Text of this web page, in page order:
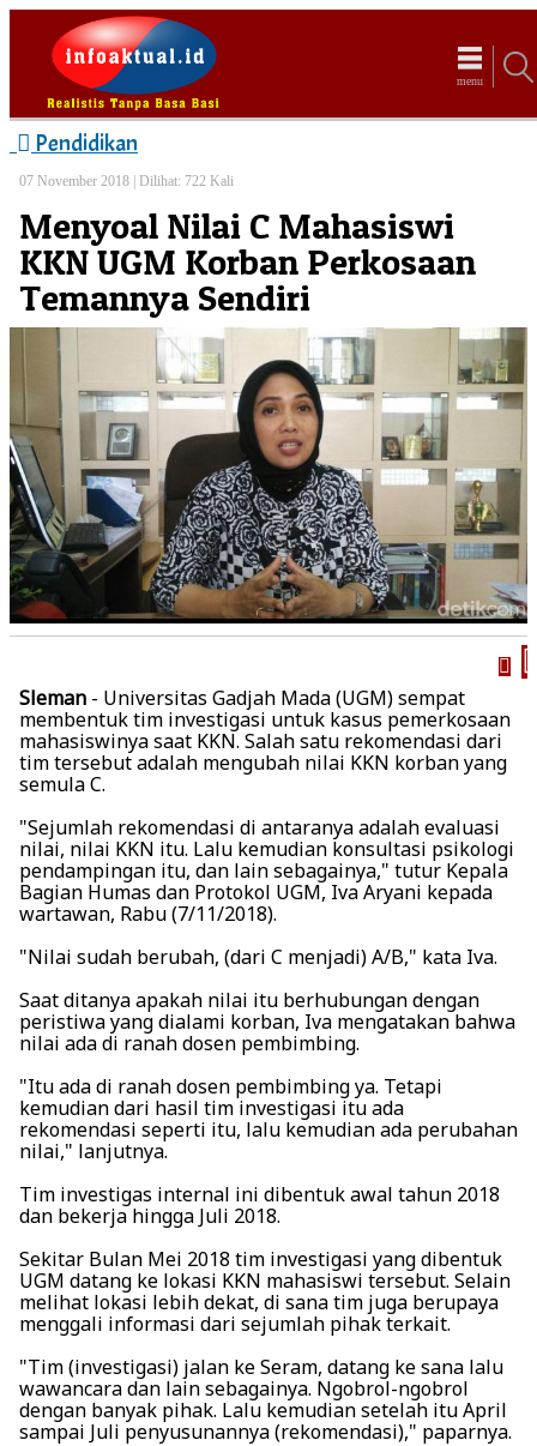
menu
Pendidikan
07 November 2018 | Dilihat: 722 Kali
Menyoal Nilai C Mahasiswi
KKN UGM Korban Perkosaan
Temannya Sendiri
Sleman - Universitas Gadjah Mada (UGM) sempat
membentuk tim investigasi untuk kasus pemerkosaan
mahasiswinya saat KKN. Salah satu rekomendasi dari
tim tersebut adalah mengubah nilai KKN korban yang
semula C.
"Sejumlah rekomendasi di antaranya adalah evaluasi
nilai, nilai KKN itu. Lalu kemudian konsultasi psikologi
pendampingan itu, dan lain sebagainya," tutur Kepala
Bagian Humas dan Protokol UGM, Iva Aryani kepada
wartawan, Rabu (7/11/2018).
"Nilai sudah berubah, (dari C menjadi) A/B," kata Iva.
Saat ditanya apakah nilai itu berhubungan dengan
peristiwa yang dialami korban, Iva mengatakan bahwa
nilai ada di ranah dosen pembimbing.
"Itu ada di ranah dosen pembimbing ya. Tetapi
kemudian dari hasil tim investigasi itu ada
rekomendasi seperti itu, lalu kemudian ada perubahan
nilai," lanjutnya.
Tim investigas internal ini dibentuk awal tahun 2018
dan bekerja hingga Juli 2018.
Sekitar Bulan Mei 2018 tim investigasi yang dibentuk
UGM datang ke lokasi KKN mahasiswi tersebut. Selain
melihat lokasi lebih dekat, di sana tim juga berupaya
menggali informasi dari sejumlah pihak terkait.
"Tim (investigasi) jalan ke Seram, datang ke sana lalu
wawancara dan lain sebagainya. Ngobrol-ngobrol
dengan banyak pihak. Lalu kemudian setelah itu April
sampai Juli penyusunannya (rekomendasi)," paparnya.